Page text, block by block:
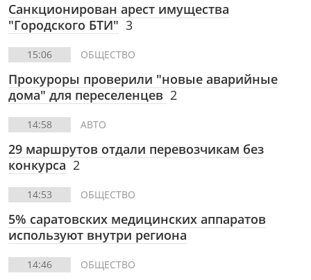
Санкционирован арест имущества
"Городского БТИ" 3
15:06 ОБЩЕСТВО
Прокуроры проверили "новые аварийные
дома" для переселенцев 2
14:58 АВТО
29 маршрутов отдали перевозчикам без
конкурса 2
14:53 ОБЩЕСТВО
5% саратовских медицинских аппаратов
используют внутри региона
14:46 ОБЩЕСТВО